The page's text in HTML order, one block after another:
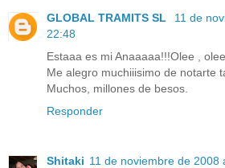
GLOBAL TRAMITS SL
11 de
22:48
Estaaa es mi Anaaaaa!!!Olee ,
Me alegro muchiiisimo de notarte
Muchos, millones de besos.
Responder
Shitaki 11 de noviembre de 2008